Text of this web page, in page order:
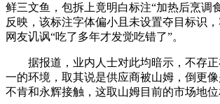
鲜三文鱼，包拆上竟明白标注“加热后烹调
反映，该标注字体偏小且未设置夺目标识
网友讥讽“吃了多年才发觉吃错了”。
据报道，业内人士对此均暗示，不存正
一的环境，取其说是供应商被山姆，倒更
不肯和永辉接触，这取山姆目前的市场地位